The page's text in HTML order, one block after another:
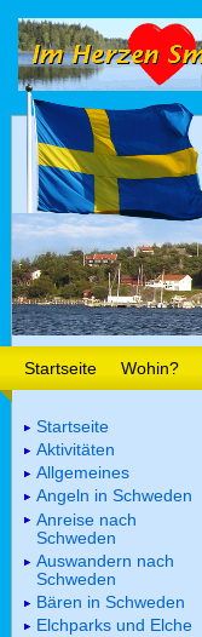
Startseite Wohin?
Startseite
Aktivitäten
Allgemeines
Angeln in Schweden
Anreise nach
Schweden
Auswandern nach
Schweden
Bären in Schweden
Elchparks und Elche